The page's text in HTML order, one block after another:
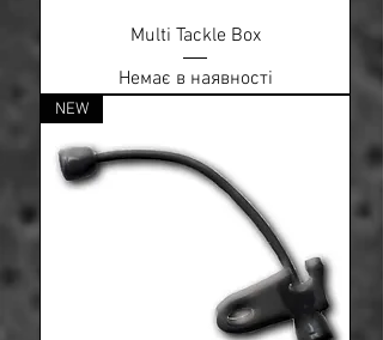
Multi Tackle Box
Немає в наявності
NEW